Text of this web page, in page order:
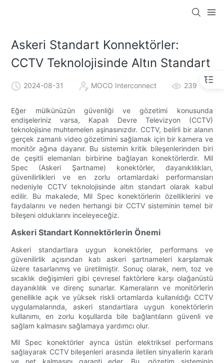
Askeri Standart Konnektörler:
CCTV Teknolojisinde Altın Standart
2024-08-31 MOCO Interconnect 239
Eğer mülkünüzün güvenliği ve gözetimi konusunda
endişeleriniz varsa, Kapalı Devre Televizyon (CCTV)
teknolojisine muhtemelen aşinasınızdır. CCTV, belirli bir alanın
gerçek zamanlı video gözetimini sağlamak için bir kamera ve
monitör ağına dayanır. Bu sistemin kritik bileşenlerinden biri
de çeşitli elemanları birbirine bağlayan konektörlerdir. Mil
Spec (Askeri Şartname) konektörler, dayanıklılıkları,
güvenilirlikleri ve en zorlu ortamlardaki performansları
nedeniyle CCTV teknolojisinde altın standart olarak kabul
edilir. Bu makalede, Mil Spec konektörlerin özelliklerini ve
faydalarını ve neden herhangi bir CCTV sisteminin temel bir
bileşeni olduklarını inceleyeceğiz.
Askeri Standart Konnektörlerin Önemi
Askeri standartlara uygun konektörler, performans ve
güvenilirlik açısından katı askeri şartnameleri karşılamak
üzere tasarlanmış ve üretilmiştir. Sonuç olarak, nem, toz ve
sıcaklık değişimleri gibi çevresel faktörlere karşı olağanüstü
dayanıklılık ve direnç sunarlar. Kameraların ve monitörlerin
genellikle açık ve yüksek riskli ortamlarda kullanıldığı CCTV
uygulamalarında, askeri standartlara uygun konektörlerin
kullanımı, en zorlu koşullarda bile bağlantıların güvenli ve
sağlam kalmasını sağlamaya yardımcı olur.
Mil Spec konektörler ayrıca üstün elektriksel performans
sağlayarak CCTV bileşenleri arasında iletilen sinyallerin kararlı
ve net kalmasını garanti eder. Bu, gözetim sisteminin